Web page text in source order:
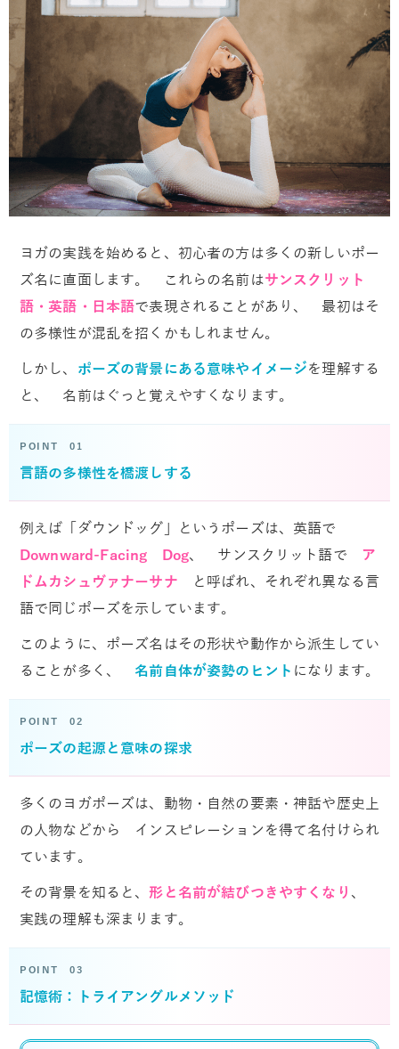
ヨガの実践を始めると、初心者の方は多くの新しいポー
ズ名に直面します。 これらの名前はサンスクリット
語・英語・日本語で表現されることがあり、 最初はそ
の多様性が混乱を招くかもしれません。
しかし、 ポーズの背景にある意味やイメージを理解する
と、 名前はぐっと覚えやすくなります。
POINT 01
言語の多様性を橋渡しする
例えば「ダウンドッグ」というポーズは、英語で
Downward-Facing Dog、 サンスクリット語で ア
ドムカシュヴァナーサナ と呼ばれ、それぞれ異なる言
語で同じポーズを示しています。
このように、ポーズ名はその形状や動作から派生してい
ることが多く、 名前自体が姿勢のヒント になります。
POINT 02
ポーズの起源と意味の探求
多くのヨガポーズは、動物・自然の要素・神話や歴史上
の人物などから インスピレーションを得て名付けられ
ています。
その背景を知ると、形と名前が結びつきやすくなり 、
実践の理解も深まります。
POINT 03
記憶術：トライアングルメソッド